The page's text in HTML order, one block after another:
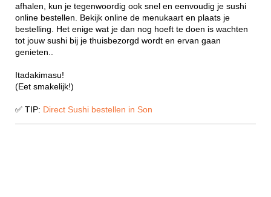
afhalen, kun je tegenwoordig ook snel en eenvoudig je sushi
online bestellen. Bekijk online de menukaart en plaats je
bestelling. Het enige wat je dan nog hoeft te doen is wachten
tot jouw sushi bij je thuisbezorgd wordt en ervan gaan
genieten..
Itadakimasu!
(Eet smakelijk!)
✅ TIP: Direct Sushi bestellen in Son